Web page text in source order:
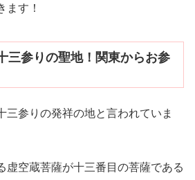
ます！
三参りの聖地！関東からお参
三参りの発祥の地と言われていま
虚空蔵菩薩が十三番目の菩薩である